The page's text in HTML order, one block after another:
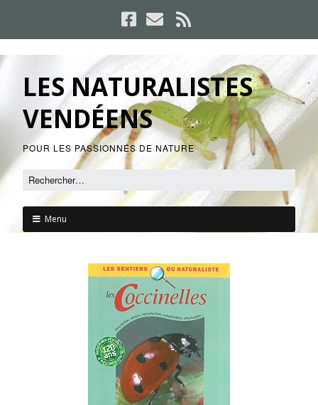
LES NATURALISTES
VENDÉENS
POUR LES PASSIONNÉS DE NATURE
Menu